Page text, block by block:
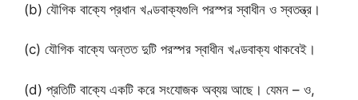
(b) যৌগিক বাক্যে প্রধান খণ্ডবাক্যগুলি পরস্পর স্বাধীন ও স্বতন্ত্র।
(c) যৌগিক বাক্যে অন্তত দুটি পরস্পর স্বাধীন খণ্ডবাক্য থাকবেই।
(d) প্রতিটি বাক্যে একটি করে সংযোজক অব্যয় আছে। যেমন – ও,